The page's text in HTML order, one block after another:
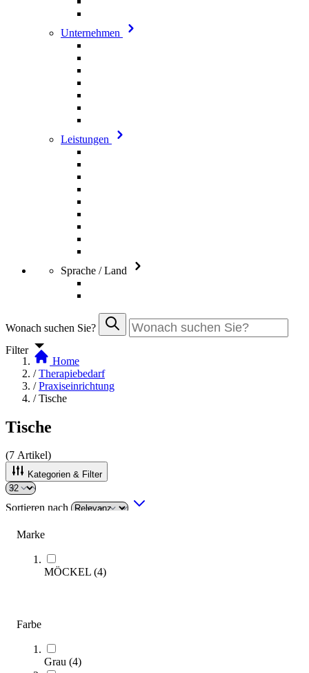
Unternehmen
Leistungen
Sprache / Land
Wonach suchen Sie?
Filter
Marke
MÖCKEL (4)
Farbe
Grau (4)
Home
/ Therapiebedarf
/ Praxiseinrichtung
/ Tische
Tische
(7 Artikel)
Kategorien & Filter
Sortieren nach